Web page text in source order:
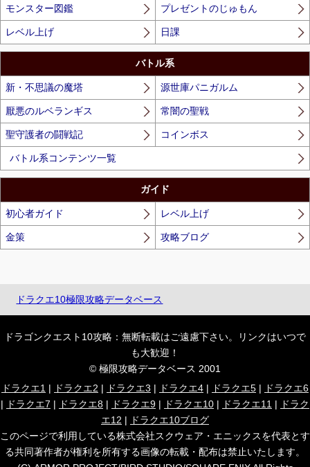
モンスター図鑑 プレゼントのじゅもん
レベル上げ 日課
バトル系
新・不思議の魔塔 源世庫パニガルム
厭悪のルベランギス 常闇の聖戦
聖守護者の闘戦記 コインボス
バトル系コンテンツ一覧
ガイド
初心者ガイド レベル上げ
金策 攻略ブログ
ドラクエ10極限攻略データベース
ドラゴンクエスト10攻略：無断転載はご遠慮下さい。リンクはいつで
も大歓迎！
© 極限攻略データベース 2001
ドラクエ1 | ドラクエ2 | ドラクエ3 | ドラクエ4 | ドラクエ5 |
ドラクエ6
|
ドラクエ7 | ドラクエ8 | ドラクエ9 | ドラクエ10 | ドラクエ11 |
ドラク
エ12 |
ドラクエ10ブログ
このページで利用している株式会社スクウェア・エニックスを代表とす
る共同著作者が権利を所有する画像の転載・配布は禁止いたします。